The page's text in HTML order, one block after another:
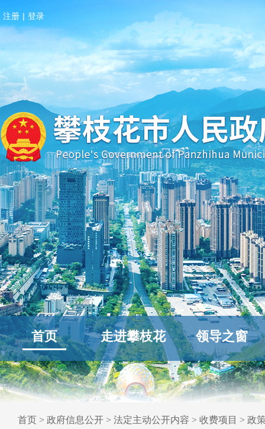
注册 | 登录
首页 走进攀枝花 领导之窗
首页 > 政府信息公开 > 法定主动公开内容 > 收费项目 > 政